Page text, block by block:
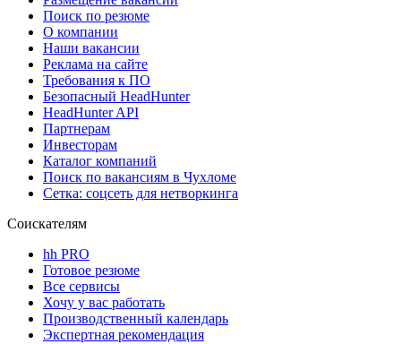
Поиск по резюме
О компании
Наши вакансии
Реклама на сайте
Требования к ПО
Безопасный HeadHunter
HeadHunter API
Партнерам
Инвесторам
Каталог компаний
Поиск по вакансиям в Чухломе
Сетка: соцсеть для нетворкинга
Соискателям
hh PRO
Готовое резюме
Все сервисы
Хочу у вас работать
Производственный календарь
Экспертная рекомендация